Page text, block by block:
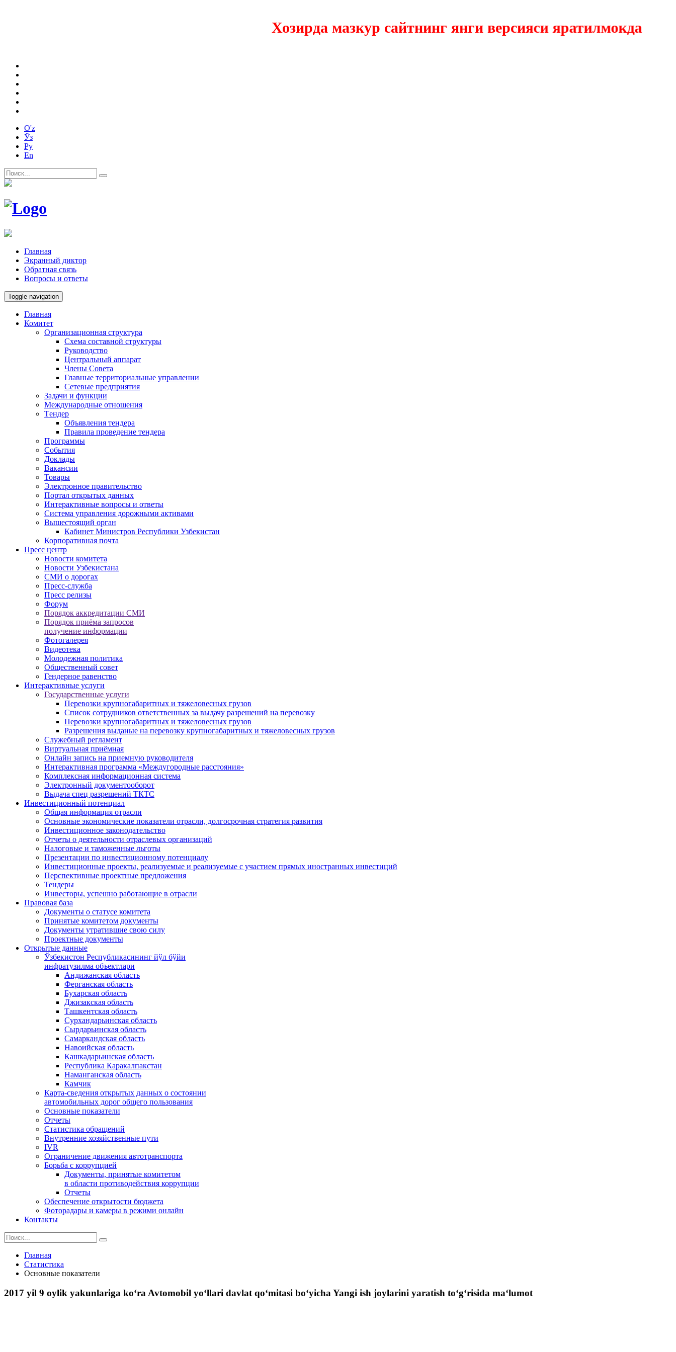
Хозирда мазкур сайтнинг янги версияси яратилмокда
O'z
Ўз
Ру
En
Главная
Экранный диктор
Обратная связь
Вопросы и ответы
Toggle navigation
Главная
Комитет
Организационная структура
Схема составной структуры
Руководство
Центральный аппарат
Члены Совета
Главные территориальные управлении
Сетевые предприятия
Задачи и функции
Международные отношения
Tендер
Объявления тендера
Правила проведение тендера
Программы
Cобытия
Доклады
Вакансии
Товары
Электронное правительство
Портал открытых данных
Интерактивные вопросы и ответы
Система управления дорожными активами
Вышестоящий орган
Кабинет Министров Республики Узбекистан
Корпоративная почта
Пресс центр
Новости комитета
Новости Узбекистана
СМИ о дорогах
Пресс-служба
Пресс релизы
Форум
Порядок аккредитации СМИ
Порядок приёма запросов
получение информации
Фотогалерея
Видеотека
Молодежная политика
Общественный совет
Гендерное равенство
Интерактивные услуги
Государственные услуги
Перевозки крупногабаритных и тяжеловесных грузов
Список сотрудников ответственных за выдачу разрешений на перевозку
Перевозки крупногабаритных и тяжеловесных грузов
Разрешения выданые на перевозку крупногабаритных и тяжеловесных грузов
Служебный регламент
Виртуальная приёмная
Онлайн запись на приемную руководителя
Интерактивная программа «Междугородные расстояния»
Комплексная информационная система
Электронный документооборот
Выдача спец разрешений ТКТС
Инвестиционный потенциал
Общая информация отрасли
Основные экономические показатели отрасли, долгосрочная стратегия развития
Инвестиционное законодательство
Отчеты о деятельности отраслевых организаций
Налоговые и таможенные льготы
Презентации по инвестиционному потенциалу
Инвестиционные проекты, реализуемые и реализуемые с участием прямых иностранных инвестиций
Перспективные проектные предложения
Тендеры
Инвесторы, успешно работающие в отрасли
Правовая база
Документы о статусе комитета
Принятые комитетом документы
Документы утратившие свою силу
Проектные документы
Открытые данные
Ўзбекистон Республикасининг йўл бўйи
инфратузилма объектлари
Андижанская область
Ферганская область
Бухарская область
Джизакская область
Ташкентская область
Сурхандарьинская область
Сырдарьинская область
Самаркандская область
Навоийская область
Кашкадарьинская область
Республика Каракалпакстан
Наманганская область
Камчик
Карта-сведения открытых данных о состоянии
автомобильных дорог общего пользования
Основные показатели
Отчеты
Статистика обращений
Внутренние хозяйственные пути
IVR
Ограничение движения автотранспорта
Борьба с коррупцией
Документы, принятые комитетом
в области противодействия коррупции
Отчеты
Обеспечение открытости бюджета
Фоторадары и камеры в режими онлайн
Контакты
Главная
Статистика
Основные показатели
2017 yil 9 oylik yakunlariga ko‘ra Avtomobil yo‘llari davlat qo‘mitasi bo‘yicha Yangi ish joylarini yaratish to‘g‘risida ma‘lumot